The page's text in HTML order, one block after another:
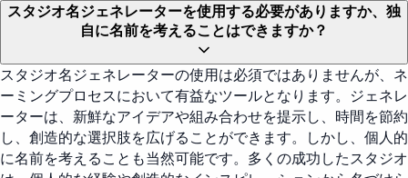
スタジオ名ジェネレーターを使用する必要がありますか、独
自に名前を考えることはできますか？
スタジオ名ジェネレーターの使用は必須ではありませんが、ネ
ーミングプロセスにおいて有益なツールとなります。ジェネレ
ーターは、新鮮なアイデアや組み合わせを提示し、時間を節約
し、創造的な選択肢を広げることができます。しかし、個人的
に名前を考えることも当然可能です。多くの成功したスタジオ